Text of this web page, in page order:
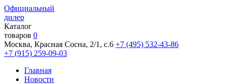
Официальный
дилер
Каталог
товаров 0
Москва, Красная Сосна, 2/1, с.6 +7 (495) 532-43-86
+7 (915) 259-09-03
Главная
Новости